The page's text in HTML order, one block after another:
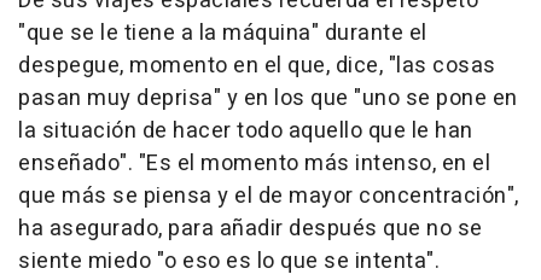
"que se le tiene a la máquina" durante el
despegue, momento en el que, dice, "las cosas
pasan muy deprisa" y en los que "uno se pone en
la situación de hacer todo aquello que le han
enseñado". "Es el momento más intenso, en el
que más se piensa y el de mayor concentración",
ha asegurado, para añadir después que no se
siente miedo "o eso es lo que se intenta".